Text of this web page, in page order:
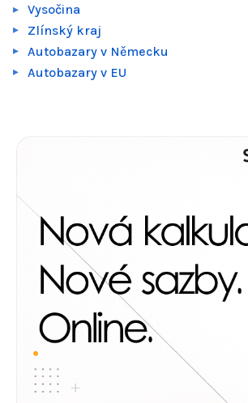
Vysočina
Zlínský kraj
Autobazary v Německu
Autobazary v EU